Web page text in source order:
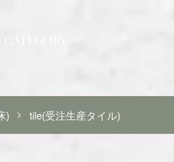
) tile(受注生産タイル)